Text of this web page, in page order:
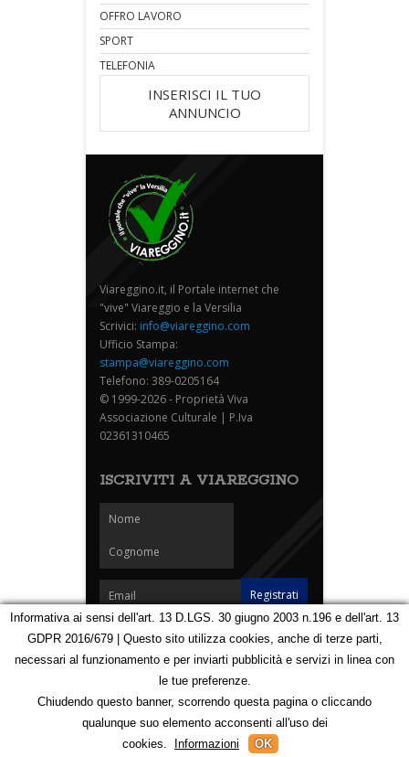
OFFRO LAVORO
SPORT
TELEFONIA
INSERISCI IL TUO
ANNUNCIO
Viareggino.it, il Portale internet che
"vive" Viareggio e la Versilia
Scrivici: info@viareggino.com
Ufficio Stampa:
stampa@viareggino.com
Telefono: 389-0205164
© 1999-2026 - Proprietà Viva
Associazione Culturale | P.Iva
02361310465
ISCRIVITI A VIAREGGINO
Homepage Notizie Speciali Eventi Foto Carnevale
Partners
Contatti
Mappa
123115079
Informativa ai sensi dell'art. 13 D.LGS. 30 giugno 2003 n.196 e dell'art. 13
GDPR 2016/679 | Questo sito utilizza cookies, anche di terze parti,
necessari al funzionamento e per inviarti pubblicità e servizi in linea con
le tue preferenze.
Chiudendo questo banner, scorrendo questa pagina o cliccando
qualunque suo elemento acconsenti all'uso dei
cookies.
Informazioni OK